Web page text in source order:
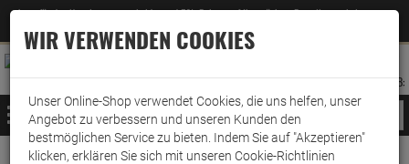
Jetzt für den Newsletter entscheiden und 5% Rabatt auf Ihre nächste Bestellung erhalten
–Zum Newsletter
ANMELDEN
AUFKLAPPEN
MERKZETTEL
WARENKORB:
MENÜ
WIR VERWENDEN COOKIES
Unser Online-Shop verwendet Cookies, die uns helfen, unser
Angebot zu verbessern und unseren Kunden den
bestmöglichen Service zu bieten. Indem Sie auf "Akzeptieren"
klicken, erklären Sie sich mit unseren Cookie-Richtlinien